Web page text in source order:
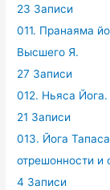
23 Записи
011. Пранаяма
Высшего Я.
27 Записи
012. Ньяса
21 Записи
013. Йога
отрешонности и
4 Записи